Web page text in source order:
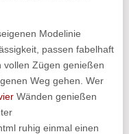
Modelinie
passen fabelhaft
vollen Zügen genießen
Weg gehen. Wer
Wänden genießen
ruhig einmal einen